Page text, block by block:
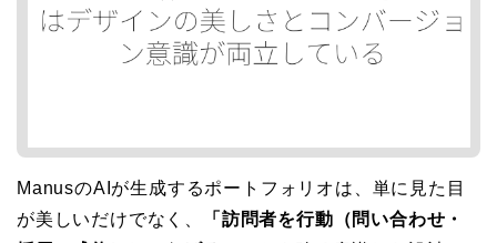
ManusのAIが生成するポートフォリオは、単に見た目
が美しいだけでなく、
「訪問者を行動（問い合わせ・